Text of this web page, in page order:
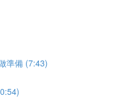
準備 (7:43)